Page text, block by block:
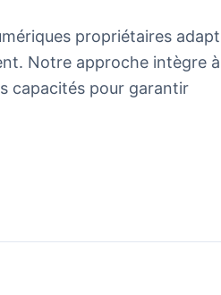
propriétaires
Notre approche intègre
capacités pour garantir